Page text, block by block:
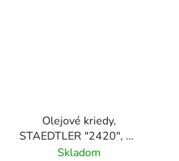
Olejové kriedy,
STAEDTLER "2420", 12
rôznych farieb
Skladom